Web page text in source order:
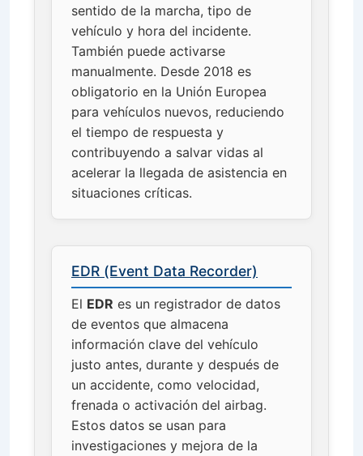
sentido de la marcha, tipo de
vehículo y hora del incidente.
También puede activarse
manualmente. Desde 2018 es
obligatorio en la Unión Europea
para vehículos nuevos, reduciendo
el tiempo de respuesta y
contribuyendo a salvar vidas al
acelerar la llegada de asistencia en
situaciones críticas.
EDR (Event Data Recorder)
El EDR es un registrador de datos
de eventos que almacena
información clave del vehículo
justo antes, durante y después de
un accidente, como velocidad,
frenada o activación del airbag.
Estos datos se usan para
investigaciones y mejora de la